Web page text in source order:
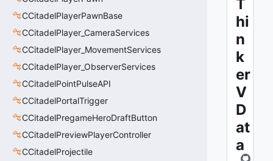
CCitadelPlayerPawnBase
CCitadelPlayer_CameraServices
CCitadelPlayer_MovementServices
CCitadelPlayer_ObserverServices
CCitadelPointPulseAPI
CCitadelPortalTrigger
CCitadelPregameHeroDraftButton
CCitadelPreviewPlayerController
CCitadelProjectile
T
hi
n
k
er
V
D
at
a